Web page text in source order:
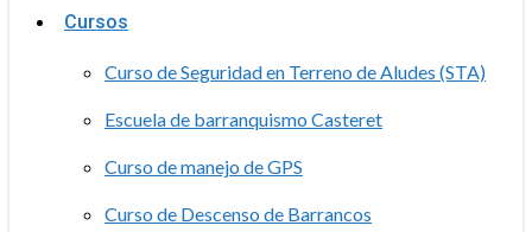
Cursos
Curso de Seguridad en Terreno de Aludes (STA)
Escuela de barranquismo Casteret
Curso de manejo de GPS
Curso de Descenso de Barrancos